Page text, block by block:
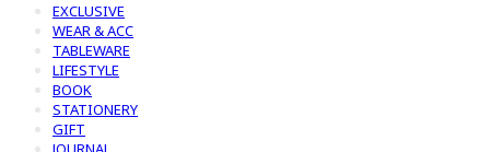
EXCLUSIVE
WEAR & ACC
TABLEWARE
LIFESTYLE
BOOK
STATIONERY
GIFT